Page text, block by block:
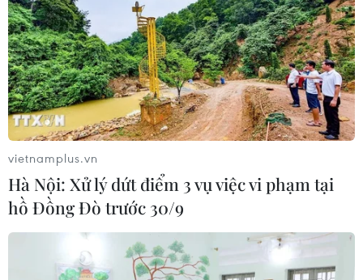
vietnamplus.vn
Hà Nội: Xử lý dứt điểm 3 vụ việc vi phạm tại
hồ Đồng Đò trước 30/9